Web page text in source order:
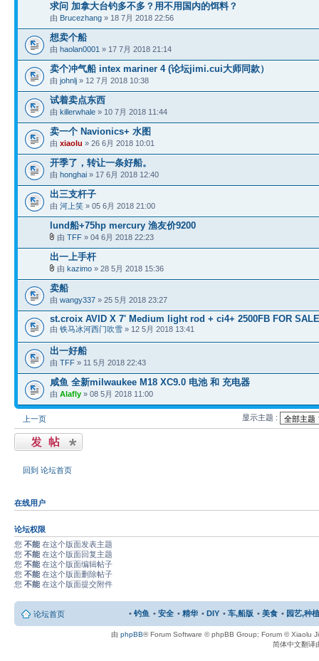
求问 加拿大台钓多不多？用不用国内的饵料？
由 Brucezhang » 18 7月 2018 22:56
想卖个船
由 haolan0001 » 17 7月 2018 21:14
卖个冲气船 intex mariner 4 (论坛jimi.cui大师同款）
由 johnlj » 12 7月 2018 10:38
试着卖点东西
由 killerwhale » 10 7月 2018 11:44
卖一个 Navionics+ 水图
由 xiaolu » 26 6月 2018 10:01
开季了，转让一条好船。
由 honghai » 17 6月 2018 12:40
出三支杆子
由 河上笑 » 05 6月 2018 21:00
lund船+75hp mercury 渔友价9200
由 TFF » 04 6月 2018 22:23
出一上手杆
由 kazimo » 28 5月 2018 15:36
卖船
由 wangy337 » 25 5月 2018 23:27
st.croix AVID X 7' Medium light rod + ci4+ 2500FB FOR SALE
由 铁马冰河西门吹雪 » 12 5月 2018 13:41
出一好船
由 TFF » 11 5月 2018 22:43
咸鱼 全新milwaukee M18 XC9.0 电池 和 充电器
由 Alafly » 08 5月 2018 11:00
上一页 显示主题 :
发表主题
回到 论坛首页
在线用户
论坛权限
您 不能 在这个版面发表主题
您 不能 在这个版面回复主题
您 不能 在这个版面编辑帖子
您 不能 在这个版面删除帖子
您 不能 在这个版面提交附件
论坛首页 • 园艺,种
• 美食
• 车,船版
• DIY
• 精华
• 安全
• 钓鱼
由 phpBB® Forum Software © phpBB Group; Forum © Xiaolu
简体中文翻译